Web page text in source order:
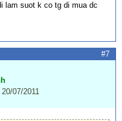
lam suot k co tg di mua dc
#7
07/2011